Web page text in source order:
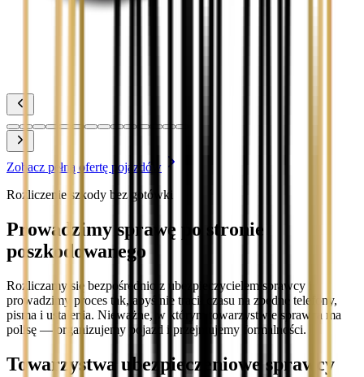
Zobacz pełną ofertę pojazdów
Rozliczenie szkody bez gotówki
Prowadzimy sprawę po stronie
poszkodowanego
Rozliczamy się bezpośrednio z ubezpieczycielem sprawcy i
prowadzimy proces tak, abyś nie tracił czasu na zbędne telefony,
pisma i ustalenia. Nieważne, w którym towarzystwie sprawca ma
polisę — organizujemy pojazd i przejmujemy formalności.
Towarzystwa ubezpieczeniowe sprawcy